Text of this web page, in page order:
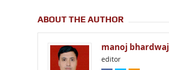
ABOUT THE AUTHOR
manoj bhardwaj
editor